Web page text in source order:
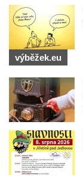
výběžek.eu